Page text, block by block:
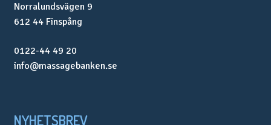
Norralundsvägen 9
612 44 Finspång
0122-44 49 20
info@massagebanken.se
NYHETSBREV